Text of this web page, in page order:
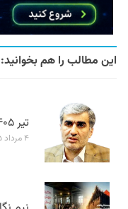
این مطالب را هم بخوانید:
تیر ۱۴۰۵ در یک نگاه
۴ مرداد ۱۴۰۵